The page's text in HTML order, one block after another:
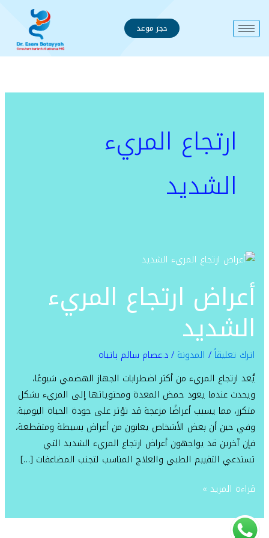
إلى
المحتوى
حجز موعد
ارتجاع المريء
الشديد
أعراض ارتجاع المريء
الشديد
اترك تعليقاً/ المدونة /د.عصام سالم باتياه
يُعد ارتجاع المريء من أكثر اضطرابات الجهاز الهضمي شيوعًا،
ويحدث عندما يعود حمض المعدة ومحتوياتها إلى المريء بشكل
متكرر، مما يسبب أعراضًا مزعجة قد تؤثر على جودة الحياة اليومية.
وفي حين أن بعض الأشخاص يعانون من أعراض بسيطة ومتقطعة،
فإن آخرين قد يواجهون أعراض ارتجاع المريء الشديد التي
تستدعي التقييم الطبي والعلاج المناسب لتجنب المضاعفات […]
أعراض
المريء
الشديد
قراءة المزيد »